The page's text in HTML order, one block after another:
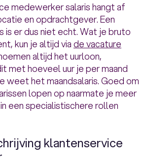
medewerker salaris hangt af
en opdrachtgever. Een
is er dus niet echt. Wat je bruto
kun je altijd viade vacature
altijd het uurloon,
met hoeveel uur je per maand
weet het maandsalaris. Goed om
lopen op naarmate je meer
een specialistischere rollen
klantenservice